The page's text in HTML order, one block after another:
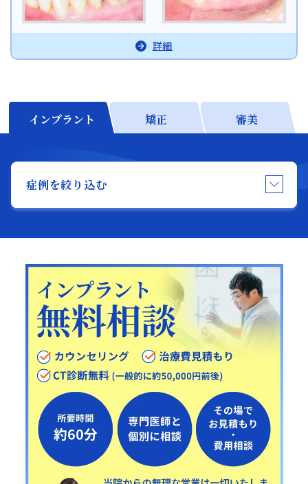
月火水金土 10:00〜13:30 /
14:30〜18:00
日本歯科名古屋
14:30〜18:00
054-252-8148
日本歯科名古屋
静岡歯科
詳細
インプラント 矯正 審美
症例を絞り込む